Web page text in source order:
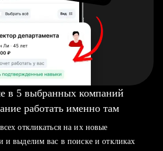
в 5 выбранных компаний
работать именно там
откликаться на их новые
и выделим вас в поиске и откликах